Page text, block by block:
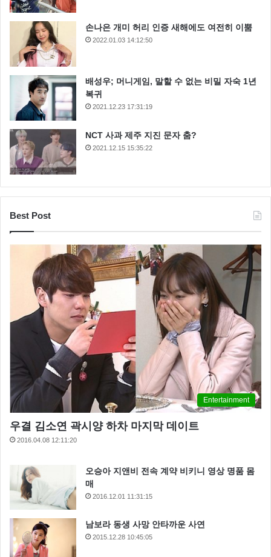
손나은 개미 허리 인증 새해에도 여전히 이뿜
2022.01.03 14:12:50
배성우; 머니게임, 말할 수 없는 비밀 자숙 1년
복귀
2021.12.23 17:31:19
NCT 사과 제주 지진 문자 춤?
2021.12.15 15:35:22
Best Post
Entertainment
우결 김소연 곽시양 하차 마지막 데이트
2016.04.08 12:11:20
오승아 지앤비 전속 계약 비키니 영상 명품 몸
매
2016.12.01 11:31:15
남보라 동생 사망 안타까운 사연
2015.12.28 10:45:05